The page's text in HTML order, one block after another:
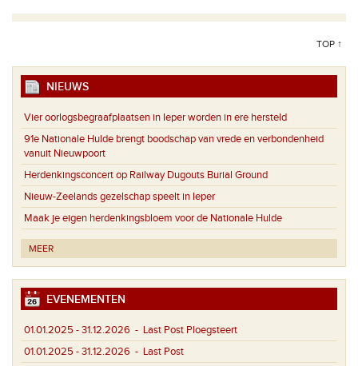
TOP ↑
NIEUWS
Vier oorlogsbegraafplaatsen in Ieper worden in ere hersteld
91e Nationale Hulde brengt boodschap van vrede en verbondenheid
vanuit Nieuwpoort
Herdenkingsconcert op Railway Dugouts Burial Ground
Nieuw-Zeelands gezelschap speelt in Ieper
Maak je eigen herdenkingsbloem voor de Nationale Hulde
MEER
EVENEMENTEN
01.01.2025 - 31.12.2026 - Last Post Ploegsteert
01.01.2025 - 31.12.2026 - Last Post